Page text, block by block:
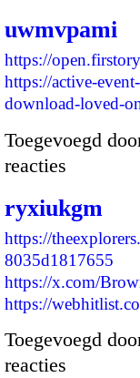
uwmvpami
https://
https://active-
download-loved-
Toegevoegd
reacties
ryxiukgm
https://
8035d1817655
https://x.com/
https://
Toegevoegd
reacties